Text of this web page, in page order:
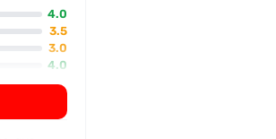
no
trato
y una
la
4.0
3.5
3.0
4.0